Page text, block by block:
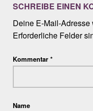
SCHREIBE EINEN
Deine E-Mail-
Erforderliche Felder
Kommentar *
Name